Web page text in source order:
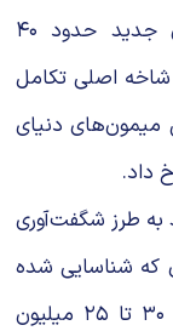
بسپارید این است که میمون‌های دنیای جدید حدود ۴۰
شاخه اصلی تکامل
میمون‌های دنیای
به طرز شگفت‌آوری
که شناسایی شده
(Branisella) است که بین ۳۰ تا ۲۵ میلیون